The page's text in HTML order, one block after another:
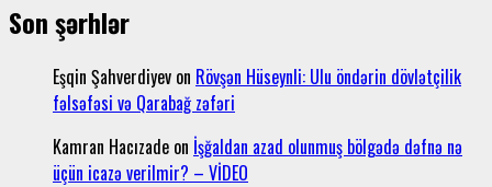
Son şərhlər
Eşqin Şahverdiyev on Rövşən Hüseynli: Ulu öndərin dövlətçilik
fəlsəfəsi və Qarabağ zəfəri
Kamran Hacızade on İşğaldan azad olunmuş bölgədə dəfnə nə
üçün icazə verilmir? – VİDEO